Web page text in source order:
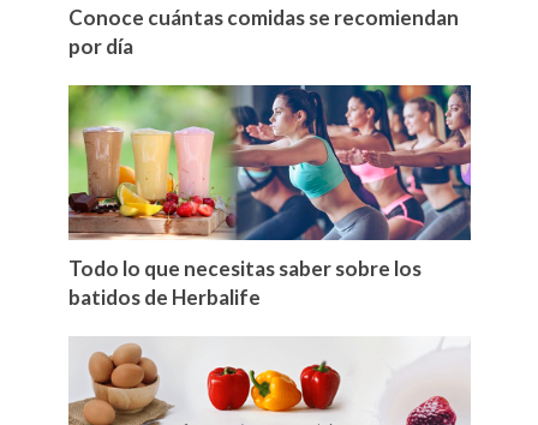
Conoce cuántas comidas se recomiendan
por día
Todo lo que necesitas saber sobre los
batidos de Herbalife